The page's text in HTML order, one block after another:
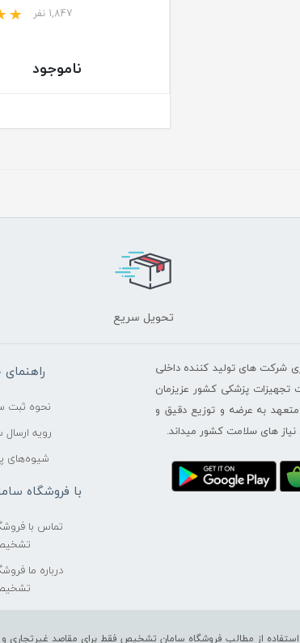
1,847 نفر
ناموجود
تحویل سریع
شرکت های تولید کننده داخلی
تجهیزات پزشکی کشور عزیزمان
متعهد به عرضه و توزیع دقیق و
های سلامت کشور میداند.
راهنمای
نحوه ثبت
رویه
شیوه‌های
با فروشگاه
تماس با
درباره ما
استفاده از مطالب فروشگاه سامان تشخیص فقط برای مقاصد